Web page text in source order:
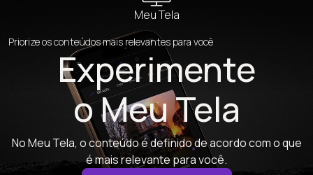
Meu Tela
Priorize os conteúdos mais relevantes para você
Experimente
o Meu Tela
No Meu Tela, o conteúdo é definido de acordo com o que
é mais relevante para você.